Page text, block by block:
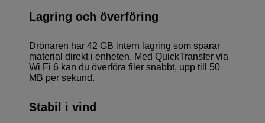
Lagring och överföring
Drönaren har 42 GB intern lagring som sparar
material direkt i enheten. Med QuickTransfer via
Wi Fi 6 kan du överföra filer snabbt, upp till 50
MB per sekund.
Stabil i vind